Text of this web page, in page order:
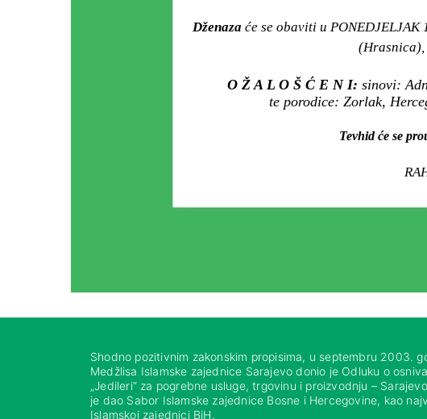
Dženaza će se obaviti u
(Hrasnica),
O Ž A L O Š Ć E N I: sinovi:
te porodice: Zorlak,
Tevhid će se
Shodno pozitivnim zakonskim propisima, u septembru 2003.
Medžlisa Islamske zajednice Sarajevo donio je Odluku o
„Jedileri“ za pogrebne usluge, trgovinu i proizvodnju –
je dao Sabor Islamske zajednice Bosne i Hercegovine, kao
Islamskoj zajednici BiH.